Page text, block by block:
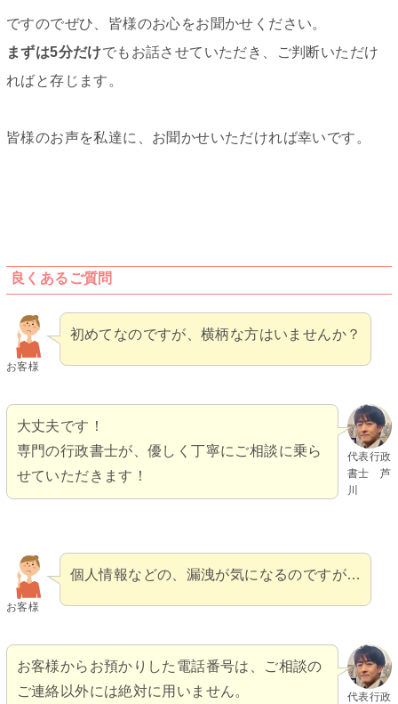
ですのでぜひ、皆様のお心をお聞かせください。
まずは5分だけでもお話させていただき、ご判断いただけ
ればと存じます。
皆様のお声を私達に、お聞かせいただければ幸いです。
良くあるご質問
お客様
初めてなのですが、横柄な方はいませんか？
代表行政
書士 芦
川
大丈夫です！
専門の行政書士が、優しく丁寧にご相談に乗ら
せていただきます！
お客様
個人情報などの、漏洩が気になるのですが…
代表行政
お客様からお預かりした電話番号は、ご相談の
ご連絡以外には絶対に用いません。